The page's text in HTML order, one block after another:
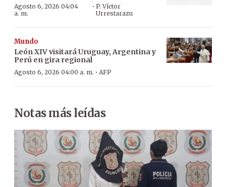
Agosto 6, 2026 04:04
a. m.
· P. Víctor
Urrestarazu
Mundo
León XIV visitará Uruguay, Argentina y
Perú en gira regional
Agosto 6, 2026 04:00 a. m. · AFP
Notas más leídas